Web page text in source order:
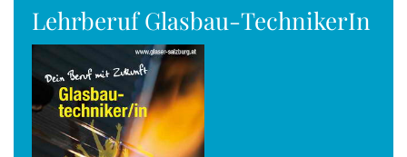
Lehrberuf Glasbau-TechnikerIn